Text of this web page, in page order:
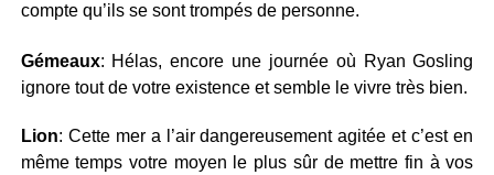
compte qu’ils se sont trompés de personne.
Gémeaux: Hélas, encore une journée où Ryan Gosling
ignore tout de votre existence et semble le vivre très bien.
Lion: Cette mer a l’air dangereusement agitée et c’est en
même temps votre moyen le plus sûr de mettre fin à vos